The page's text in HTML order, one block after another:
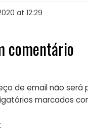
at 12:29
comentário
de email não será
marcados